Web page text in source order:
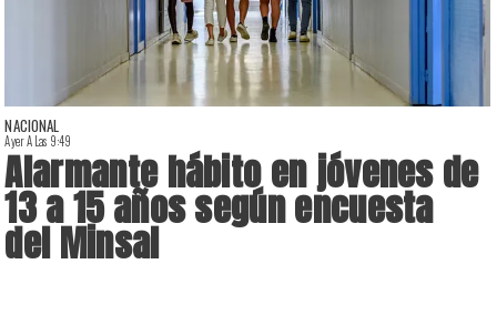
NACIONAL
Ayer A Las 9:49
Alarmante hábito en jóvenes de
13 a 15 años según encuesta
del Minsal